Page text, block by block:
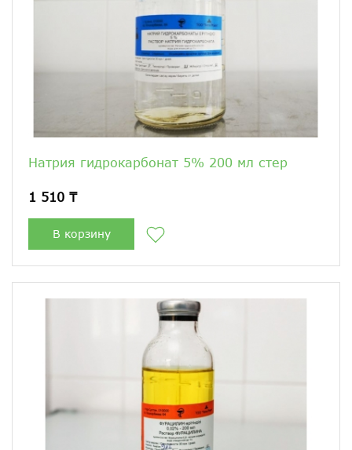
Натрия гидрокарбонат 5% 200 мл стер
1 510 ₸
В корзину